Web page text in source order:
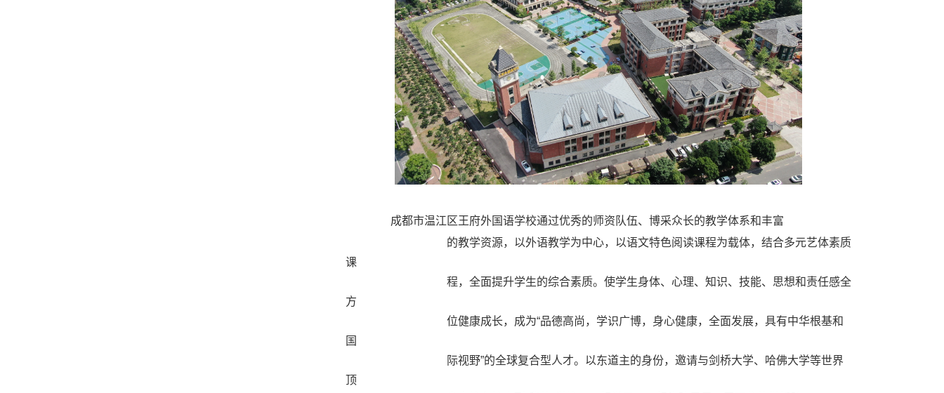
成都市温江区王府外国语学校通过优秀的师资队伍、博采众长的教学体系和丰富
的教学资源，以外语教学为中心，以语文特色阅读课程为载体，结合多元艺体素质
课
程，全面提升学生的综合素质。使学生身体、心理、知识、技能、思想和责任感全
方
位健康成长，成为“品德高尚，学识广博，身心健康，全面发展，具有中华根基和
国
际视野”的全球复合型人才。以东道主的身份，邀请与剑桥大学、哈佛大学等世界
顶